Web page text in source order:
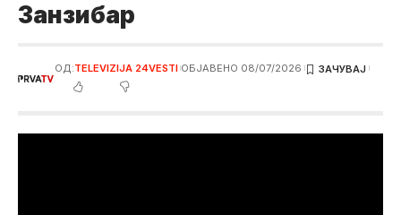
Занзибар
ОД:TELEVIZIJA 24VESTI ОБЈАВЕНО 08/07/2026